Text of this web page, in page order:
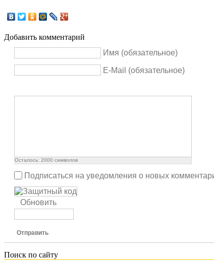
Добавить комментарий
Имя (обязательное)
E-Mail (обязательное)
Осталось: 2000 символов
Подписаться на уведомления о новых
Обновить
Отправить
Поиск по сайту